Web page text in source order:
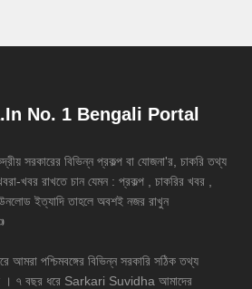
No. 1 Bengali Portal
সরকারের বিভিন্ন প্রকল্প বা যোজনা'র, চাকরি তথ্য
খবর রাখতে চান যেমন : প্রকল্প , চাকরির খবর ,
ইত্যাদি তাহলে অবশই নজর রাখুন
পশ্চিমবঙ্গের বিভিন্ন সরকারি সঠিক তথ্য
। ৭ বছর ধরে Sarkari Suvidha আমাদের